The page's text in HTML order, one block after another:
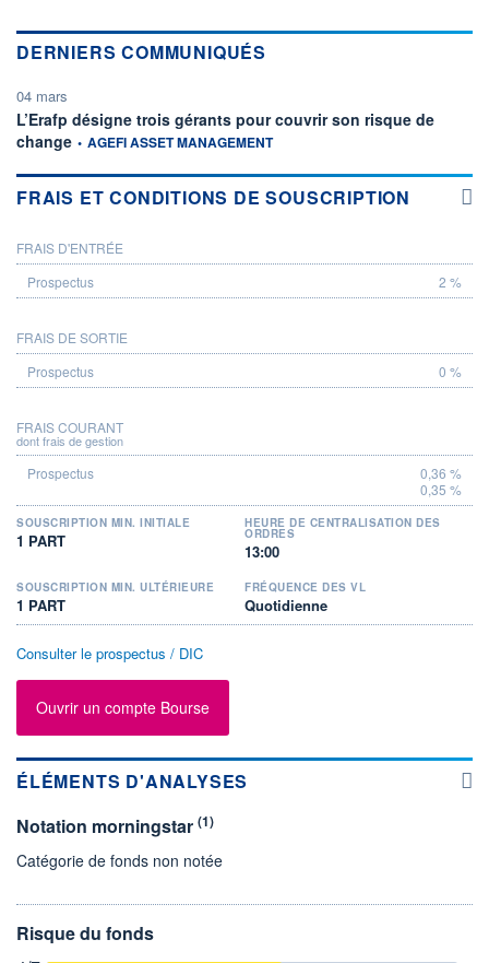
DERNIERS COMMUNIQUÉS
04 mars
L’Erafp désigne trois gérants pour couvrir son risque de
change information fournie par
• AGEFI ASSET MANAGEMENT
FRAIS ET CONDITIONS DE SOUSCRIPTION
PROSPECTUS
FRAIS D'ENTRÉE
2 %
FRAIS DE SORTIE
0 %
FRAIS COURANT
dont frais de gestion
0,36 %
0,35 %
SOUSCRIPTION MIN. INITIALE
1 PART
HEURE DE CENTRALISATION DES
ORDRES
13:00
SOUSCRIPTION MIN. ULTÉRIEURE
1 PART
FRÉQUENCE DES VL
Quotidienne
Consulter le prospectus / DIC
Ouvrir un compte Bourse
ÉLÉMENTS D'ANALYSES
Notation morningstar (1)
Catégorie de fonds non notée
Risque du fonds